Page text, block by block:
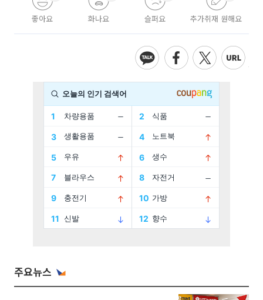
좋아요 화나요 슬퍼요 추가취재 원해요
주요뉴스